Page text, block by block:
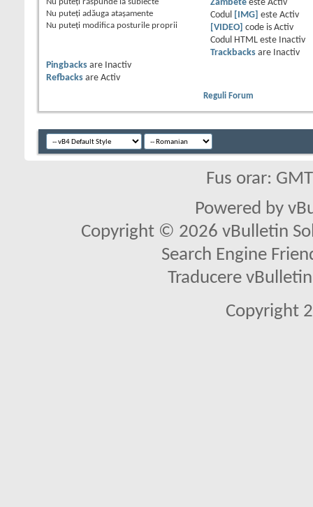
Nu puteţi adăuga ataşamente
Nu puteţi modifica posturile proprii
Zâmbeteeste Activ
Codul
[IMG] este Activ
[VIDEO] code is Activ
Codul HTML este
Inactiv
Trackbacksare
Inactiv
Pingbacks are
Inactiv
Refbacks are Activ
Reguli Forum
Fus orar:
Powered by
Copyright © 2026 vBulletin
Search Engine
Traducere
Copyright